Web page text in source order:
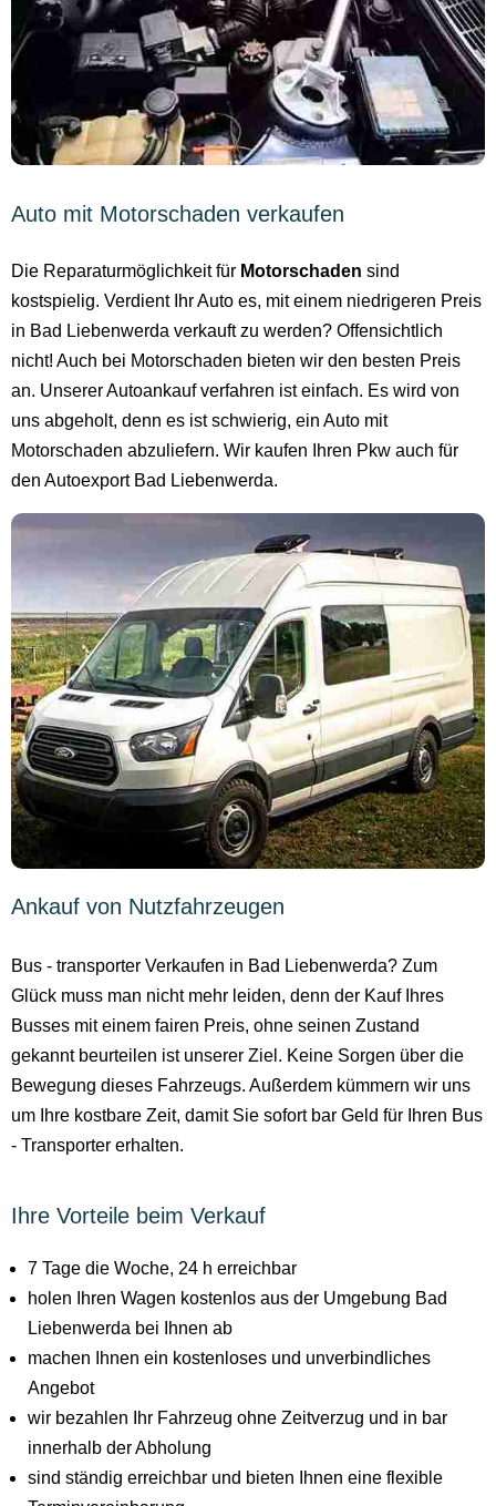
Auto mit Motorschaden verkaufen
Die Reparaturmöglichkeit für Motorschaden sind
kostspielig. Verdient Ihr Auto es, mit einem niedrigeren Preis
in Bad Liebenwerda verkauft zu werden? Offensichtlich
nicht! Auch bei Motorschaden bieten wir den besten Preis
an. Unserer Autoankauf verfahren ist einfach. Es wird von
uns abgeholt, denn es ist schwierig, ein Auto mit
Motorschaden abzuliefern. Wir kaufen Ihren Pkw auch für
den Autoexport Bad Liebenwerda.
Ankauf von Nutzfahrzeugen
Bus - transporter Verkaufen in Bad Liebenwerda? Zum
Glück muss man nicht mehr leiden, denn der Kauf Ihres
Busses mit einem fairen Preis, ohne seinen Zustand
gekannt beurteilen ist unserer Ziel. Keine Sorgen über die
Bewegung dieses Fahrzeugs. Außerdem kümmern wir uns
um Ihre kostbare Zeit, damit Sie sofort bar Geld für Ihren Bus
- Transporter erhalten.
Ihre Vorteile beim Verkauf
7 Tage die Woche, 24 h erreichbar
holen Ihren Wagen kostenlos aus der Umgebung Bad
Liebenwerda bei Ihnen ab
machen Ihnen ein kostenloses und unverbindliches
Angebot
wir bezahlen Ihr Fahrzeug ohne Zeitverzug und in bar
innerhalb der Abholung
sind ständig erreichbar und bieten Ihnen eine flexible